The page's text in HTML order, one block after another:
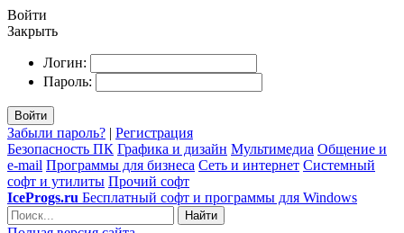
Войти
Закрыть
Логин:
Пароль:
Войти
Забыли пароль? | Регистрация
Безопасность ПК Графика и дизайн Мультимедиа Общение и
e-mail Программы для бизнеса Сеть и интернет Системный
софт и утилиты Прочий софт
IceProgs.ru Бесплатный софт и программы для Windows
Найти